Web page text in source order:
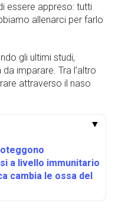
essere appreso: tutti
allenarci per farlo
gli ultimi studi,
imparare. Tra l’altro
attraverso il naso
▼
a livello immunitario
cambia le ossa del